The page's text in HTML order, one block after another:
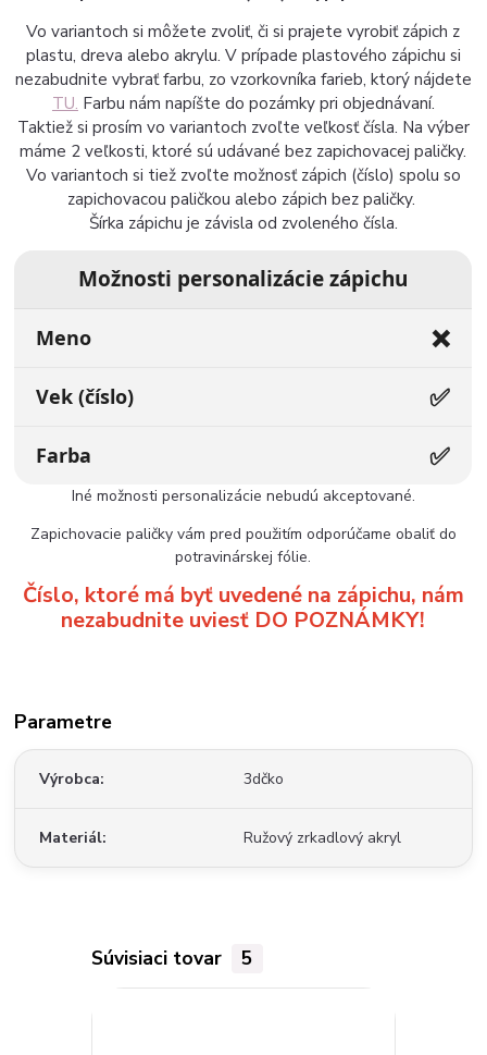
Vo variantoch si môžete zvoliť, či si prajete vyrobiť zápich z
plastu, dreva alebo akrylu. V prípade plastového zápichu si
nezabudnite vybrať farbu, zo vzorkovníka farieb, ktorý nájdete
TU. Farbu nám napíšte do pozámky pri objednávaní.
Taktiež si prosím vo variantoch zvoľte veľkosť čísla. Na výber
máme 2 veľkosti, ktoré sú udávané bez zapichovacej paličky.
Vo variantoch si tiež zvoľte možnosť zápich (číslo) spolu so
zapichovacou paličkou alebo zápich bez paličky.
Šírka zápichu je závisla od zvoleného čísla.
Možnosti personalizácie zápichu
Meno ❌
Vek (číslo) ✅
Farba ✅
Iné možnosti personalizácie nebudú akceptované.
Zapichovacie paličky vám pred použitím odporúčame obaliť do
potravinárskej fólie.
Číslo, ktoré má byť uvedené na zápichu, nám
nezabudnite uviesť DO POZNÁMKY!
Parametre
Výrobca 3dčko
Materiál Ružový zrkadlový akryl
Súvisiaci tovar 5